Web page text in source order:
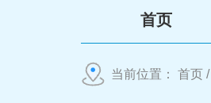
首页
当前位置： 首页 /